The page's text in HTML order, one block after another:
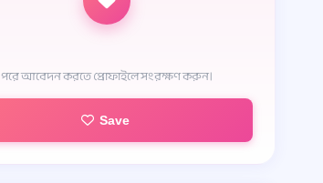
পরে আবেদন করতে প্রোফাইলে সংরক্ষণ করুন।
Save